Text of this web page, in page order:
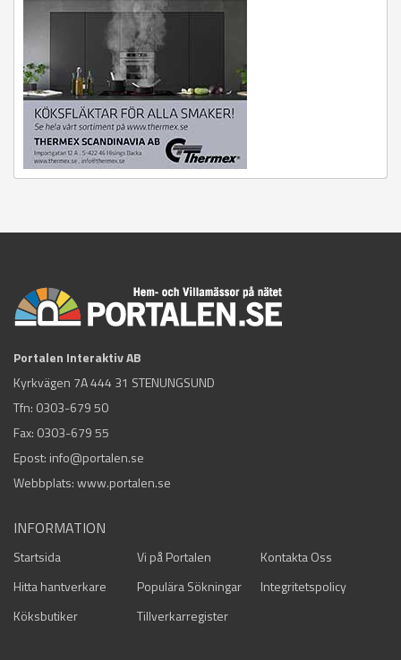
Portalen Interaktiv AB
Kyrkvägen 7A 444 31 STENUNGSUND
Tfn: 0303-679 50
Fax: 0303-679 55
Epost: info@portalen.se
Webbplats: www.portalen.se
INFORMATION
Startsida Vi på Portalen
Kontakta Oss
Hitta hantverkare
Populära Sökningar
Integritetspolicy
Köksbutiker
Tillverkarregister